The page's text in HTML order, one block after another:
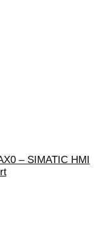
– SIMATIC HMI